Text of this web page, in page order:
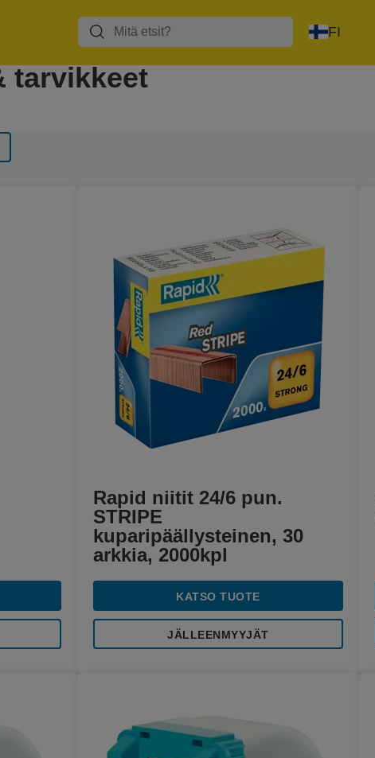
FI
tarvikkeet
Rapid niitit 24/6 pun.
STRIPE
kuparipäällysteinen, 30
arkkia, 2000kpl
KATSO TUOTE
JÄLLEENMYYJÄT